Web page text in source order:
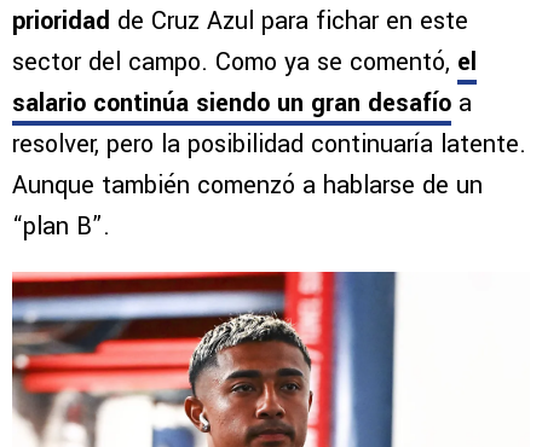
prioridad de Cruz Azul para fichar en este
sector del campo. Como ya se comentó, el
salario continúa siendo un gran desafío a
resolver, pero la posibilidad continuaría latente.
Aunque también comenzó a hablarse de un
“plan B”.